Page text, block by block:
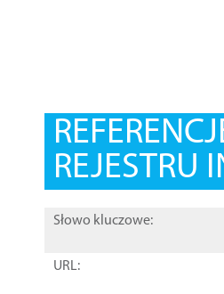
REJESTRU
Słowo kluczowe:
URL: